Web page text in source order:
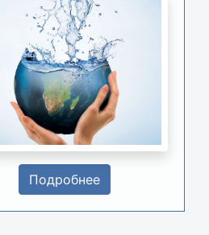
Подробнее